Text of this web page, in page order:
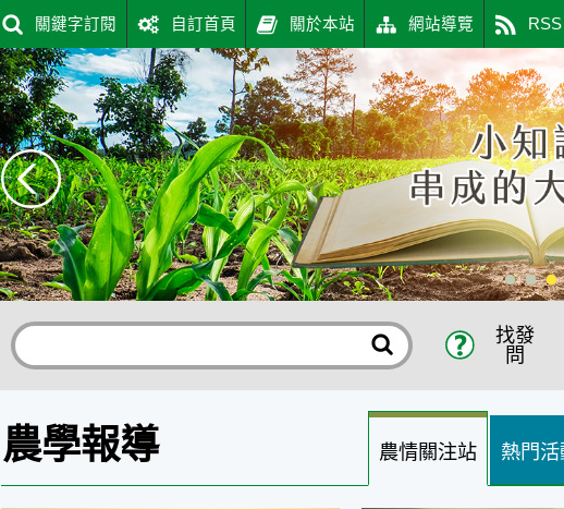
關鍵字訂閱 自訂首頁 關於本站 網站導覽
找發
問
農學報導 農情關注站 熱門活